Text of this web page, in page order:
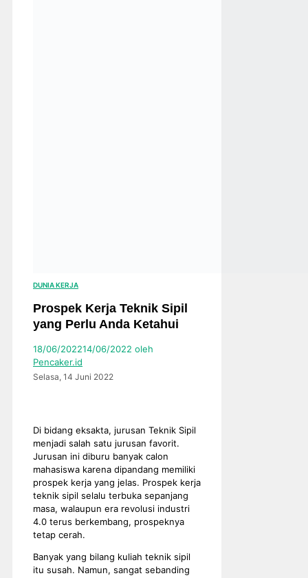
DUNIA KERJA
Prospek Kerja Teknik Sipil
yang Perlu Anda Ketahui
18/06/202214/06/2022 oleh
Pencaker.id
Selasa, 14 Juni 2022
Di bidang eksakta, jurusan Teknik Sipil
menjadi salah satu jurusan favorit.
Jurusan ini diburu banyak calon
mahasiswa karena dipandang memiliki
prospek kerja yang jelas. Prospek kerja
teknik sipil selalu terbuka sepanjang
masa, walaupun era revolusi industri
4.0 terus berkembang, prospeknya
tetap cerah.
Banyak yang bilang kuliah teknik sipil
itu susah. Namun, sangat sebanding